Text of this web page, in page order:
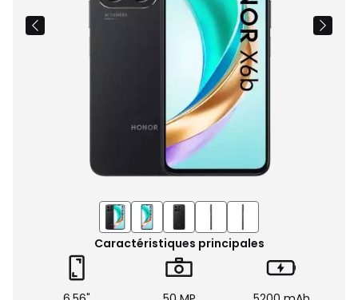
Caractéristiques principales